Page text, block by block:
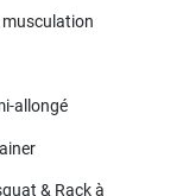
musculation
allongé
& Rack à